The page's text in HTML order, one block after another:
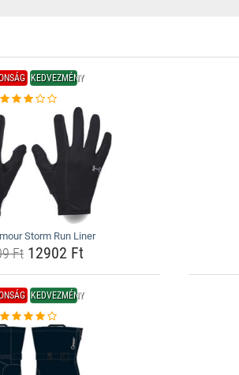
KEDVEZMÉNY
Storm Run Liner
Ft12902 Ft
KEDVEZMÉNY